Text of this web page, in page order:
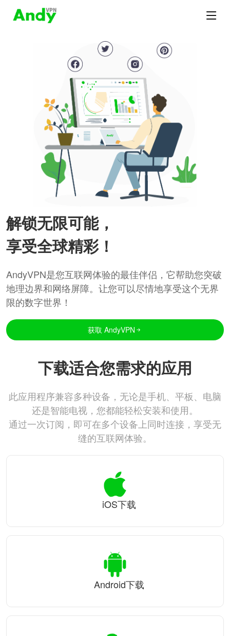
解锁无限可能，
享受全球精彩！
AndyVPN是您互联网体验的最佳伴侣，它帮助您突破
地理边界和网络屏障。让您可以尽情地享受这个无界
限的数字世界！
获取 AndyVPN
下载适合您需求的应用
此应用程序兼容多种设备，无论是手机、平板、电脑
还是智能电视，您都能轻松安装和使用。
通过一次订阅，即可在多个设备上同时连接，享受无
缝的互联网体验。
iOS下载
Android下载